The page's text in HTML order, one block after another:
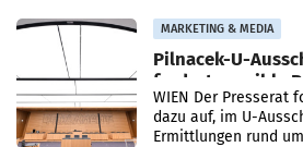
MARKETING & MEDIA
Pilnacek-U-
fordert sensible
WIEN Der Presserat
dazu auf, im U-
Ermittlungen rund